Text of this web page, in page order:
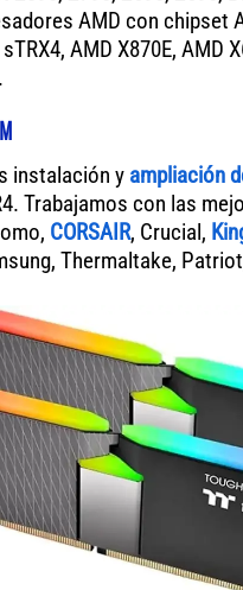
AMD con chipset
AMD X870E, AMD
instalación y ampliación
Trabajamos con las
CORSAIR, Crucial,
Thermaltake,